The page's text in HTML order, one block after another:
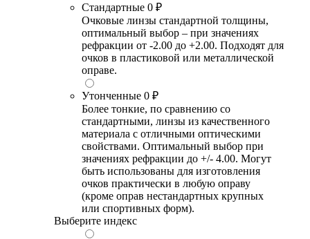
Стандартные 0 ₽
Очковые линзы стандартной толщины,
оптимальный выбор – при значениях
рефракции от -2.00 до +2.00. Подходят для
очков в пластиковой или металлической
оправе.
Утонченные 0 ₽
Более тонкие, по сравнению со
стандартными, линзы из качественного
материала с отличными оптическими
свойствами. Оптимальный выбор при
значениях рефракции до +/- 4.00. Могут
быть использованы для изготовления
очков практически в любую оправу
(кроме оправ нестандартных крупных
или спортивных форм).
Выберите индекс